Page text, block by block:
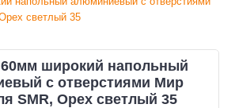
светлый 35
широкий напольный
с отверстиями Мир
SMR, Орех светлый 35